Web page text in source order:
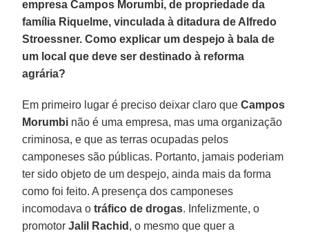
empresa Campos Morumbi, de propriedade da
família Riquelme, vinculada à ditadura de Alfredo
Stroessner. Como explicar um despejo à bala de
um local que deve ser destinado à reforma
agrária?
Em primeiro lugar é preciso deixar claro queCampos
Morumbi não é uma empresa, mas uma organização
criminosa, e que as terras ocupadas pelos
camponeses são públicas. Portanto, jamais poderiam
ter sido objeto de um despejo, ainda mais da forma
como foi feito. A presença dos camponeses
incomodava otráfico de drogas. Infelizmente, o
promotorJalil Rachid , o mesmo que quer a